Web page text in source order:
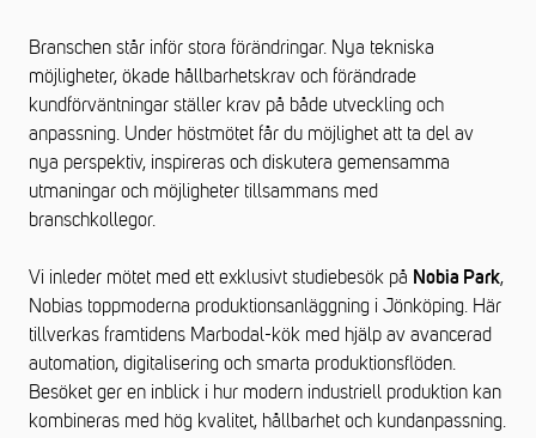
Branschen står inför stora förändringar. Nya tekniska
möjligheter, ökade hållbarhetskrav och förändrade
kundförväntningar ställer krav på både utveckling och
anpassning. Under höstmötet får du möjlighet att ta del av
nya perspektiv, inspireras och diskutera gemensamma
utmaningar och möjligheter tillsammans med
branschkollegor.
Vi inleder mötet med ett exklusivt studiebesök på Nobia Park,
Nobias toppmoderna produktionsanläggning i Jönköping. Här
tillverkas framtidens Marbodal-kök med hjälp av avancerad
automation, digitalisering och smarta produktionsflöden.
Besöket ger en inblick i hur modern industriell produktion kan
kombineras med hög kvalitet, hållbarhet och kundanpassning.